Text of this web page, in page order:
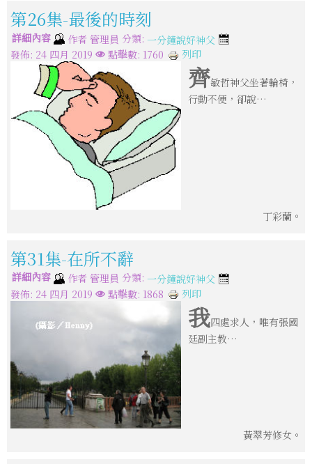
第26集-最後的時刻
詳細內容 作者 管理員 分類: 一分鐘說好神父
發佈: 24 四月 2019
點擊數: 1760 列印
齊敏哲神父坐著輪椅，
行動不便，卻說…
丁彩蘭。
第31集-在所不辭
詳細內容 作者 管理員 分類: 一分鐘說好神父
發佈: 24 四月 2019
點擊數: 1868 列印
我四處求人，唯有張國
廷副主教…
黃翠芳修女。